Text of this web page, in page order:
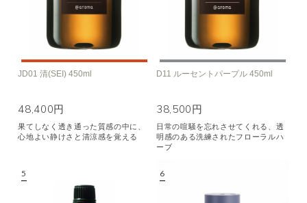
JD01 清(SEI) 450ml
48,400円
果てしなく透き通った質感の中に、
心地よい静けさと清涼感を覚える
D11 ルーセントパープル 450ml
38,500円
日常の喧騒を忘れさせてくれる、透
明感のある洗練されたフローラルハ
ーブ